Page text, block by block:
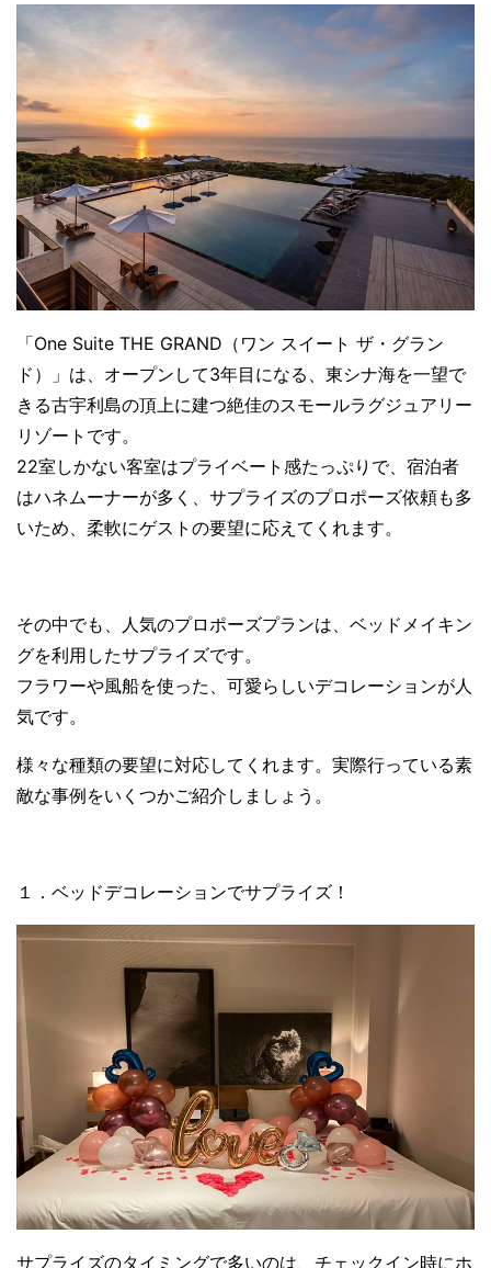
「One Suite THE GRAND（ワン スイート ザ・グラン
ド）」は、オープンして3年目になる、東シナ海を一望で
きる古宇利島の頂上に建つ絶佳のスモールラグジュアリー
リゾートです。
22室しかない客室はプライベート感たっぷりで、宿泊者
はハネムーナーが多く、サプライズのプロポーズ依頼も多
いため、柔軟にゲストの要望に応えてくれます。
その中でも、人気のプロポーズプランは、ベッドメイキン
グを利用したサプライズです。
フラワーや風船を使った、可愛らしいデコレーションが人
気です。
様々な種類の要望に対応してくれます。実際行っている素
敵な事例をいくつかご紹介しましょう。
１．ベッドデコレーションでサプライズ！
サプライズのタイミングで多いのは、チェックイン時にホ